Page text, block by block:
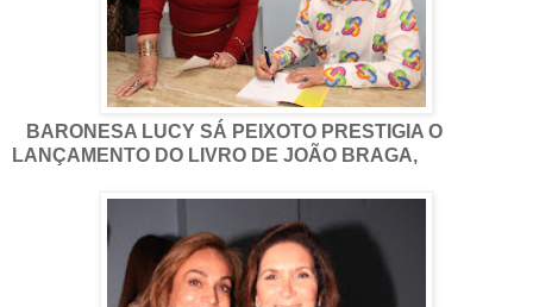
BARONESA LUCY SÁ PEIXOTO PRESTIGIA O
LANÇAMENTO DO LIVRO DE JOÃO BRAGA,